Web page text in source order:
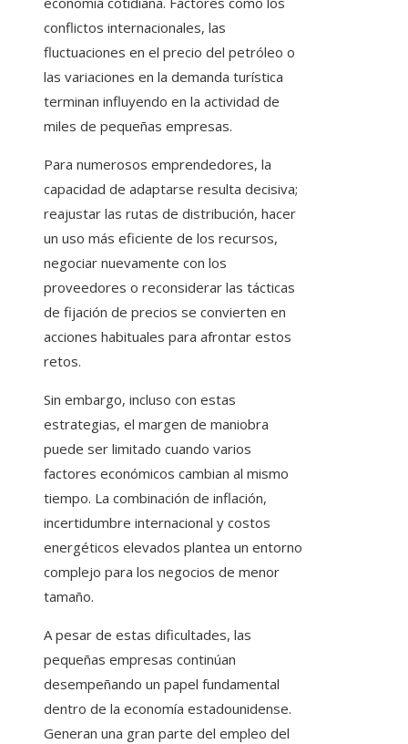
conflictos internacionales, las
fluctuaciones en el precio del petróleo o
las variaciones en la demanda turística
terminan influyendo en la actividad de
miles de pequeñas empresas.
Para numerosos emprendedores, la
capacidad de adaptarse resulta decisiva;
reajustar las rutas de distribución, hacer
un uso más eficiente de los recursos,
negociar nuevamente con los
proveedores o reconsiderar las tácticas
de fijación de precios se convierten en
acciones habituales para afrontar estos
retos.
Sin embargo, incluso con estas
estrategias, el margen de maniobra
puede ser limitado cuando varios
factores económicos cambian al mismo
tiempo. La combinación de inflación,
incertidumbre internacional y costos
energéticos elevados plantea un entorno
complejo para los negocios de menor
tamaño.
A pesar de estas dificultades, las
pequeñas empresas continúan
desempeñando un papel fundamental
dentro de la economía estadounidense.
Generan una gran parte del empleo del